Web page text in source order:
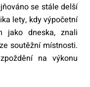
se stále delší
lety, kdy výpočetní
jako dneska, znali
soutěžní místnosti.
na výkonu